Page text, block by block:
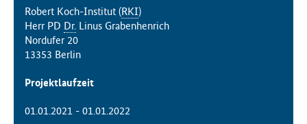
Robert Koch-Institut (RKI)
Herr PD Dr. Linus Grabenhenrich
Nordufer 20
13353 Berlin
Projektlaufzeit
01.01.2021 - 01.01.2022